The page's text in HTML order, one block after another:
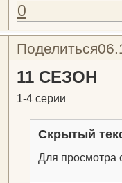
0
Поделиться
11 СЕЗОН
1-4 серии
Скрытый
Для просмотра